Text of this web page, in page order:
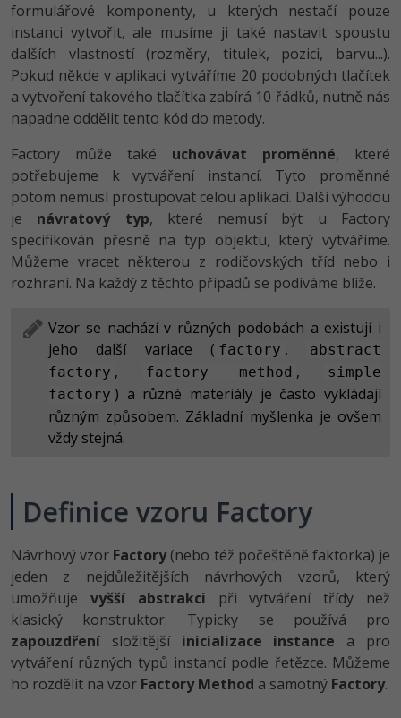
Copywriter
WordPress specialista
SEO specialista
Algoritmy -41%
Umělá inteligence (AI) -10%
Pro děti
Více
Fórum
Kurzy e-commerce
Testování softwaru
Datová analýza
Digitální gramotnost
Marketing -30%
WordPress
Business
Kryptoměny
Copywriting -30%
Kurzy designu
HTML/CSS -80%
Photoshop -80%
Adobe Illustrator -80%
Adobe XD
Adobe After Effects
Blender -80%
Inkscape
Příběhy absolventů
Kariéra
Pro firmy
formulářové komponenty, u kterých nestačí pouze
instanci vytvořit, ale musíme ji také nastavit spoustu
dalších vlastností (rozměry, titulek, pozici, barvu...).
Pokud někde v aplikaci vytváříme 20 podobných tlačítek
a vytvoření takového tlačítka zabírá 10 řádků, nutně nás
napadne oddělit tento kód do metody.
Factory může také uchovávat proměnné, které
potřebujeme k vytváření instancí. Tyto proměnné
potom nemusí prostupovat celou aplikací. Další výhodou
je návratový typ, které nemusí být u Factory
specifikován přesně na typ objektu, který vytváříme.
Můžeme vracet některou z rodičovských tříd nebo i
rozhraní. Na každý z těchto případů se podíváme blíže.
Vzor se nachází v různých podobách a existují i
jeho další variace ( factory ,
abstract
factory , factory method ,
simple
factory ) a různé materiály je často vykládají
různým způsobem. Základní myšlenka je ovšem
vždy stejná.
Definice vzoru Factory
Návrhový vzor Factory(nebo též počeštěně faktorka) je
jeden z nejdůležitějších návrhových vzorů, který
umožňuje vyšší abstrakci při vytváření třídy než
klasický konstruktor. Typicky se používá pro
zapouzdření složitější inicializace instance a pro
vytváření různých typů instancí podle řetězce. Můžeme
ho rozdělit na vzor Factory Method a samotný Factory.